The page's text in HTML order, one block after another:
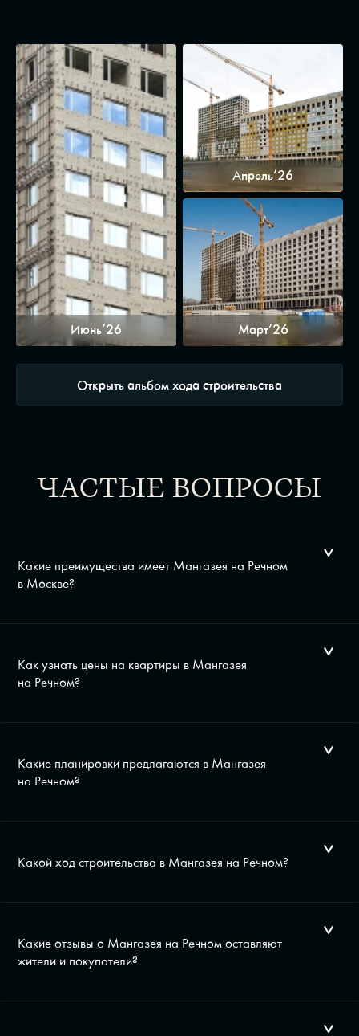
Июнь’26
Апрель’26
Март’26
Открыть альбом хода строительства
ЧАСТЫЕ ВОПРОСЫ
Какие преимущества имеет Мангазея на Речном
в Москве?
Как узнать цены на квартиры в Мангазея
на Речном?
Какие планировки предлагаются в Мангазея
на Речном?
Какой ход строительства в Мангазея на Речном?
Какие отзывы о Мангазея на Речном оставляют
жители и покупатели?